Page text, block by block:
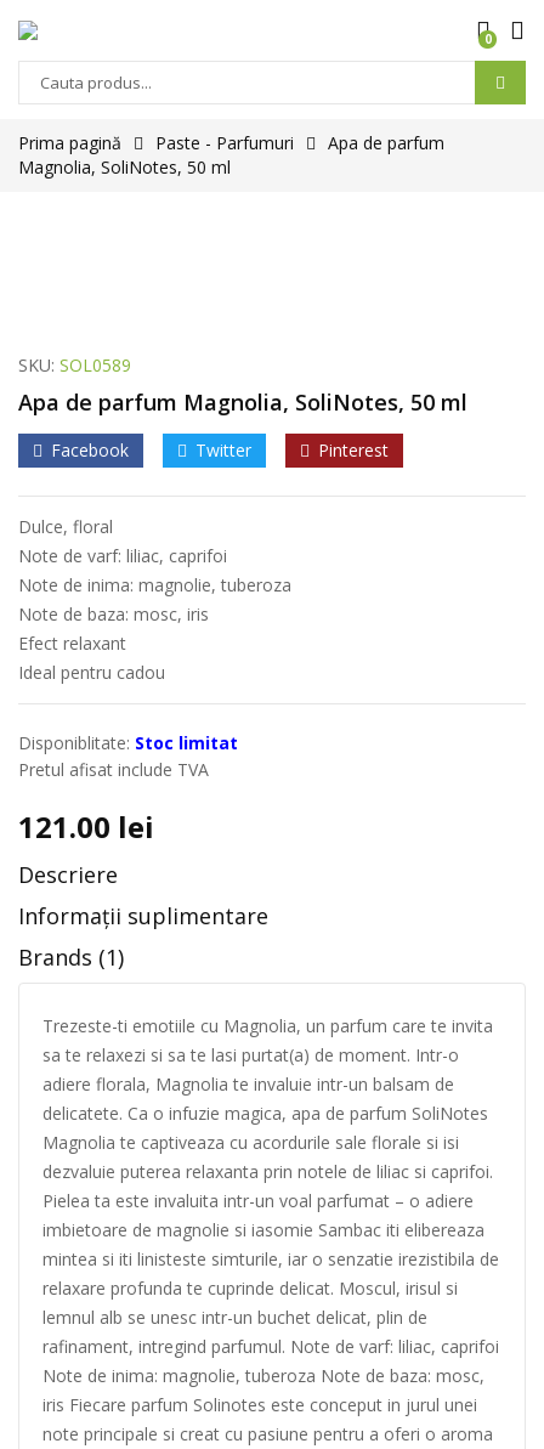
0
Products
Prima pagină
Paste - Parfumuri
Apa de parfum
Magnolia, SoliNotes, 50 ml
SKU: SOL0589
Apa de parfum Magnolia, SoliNotes, 50 ml
Facebook Twitter Pinterest
Dulce, floral
Note de varf: liliac, caprifoi
Note de inima: magnolie, tuberoza
Note de baza: mosc, iris
Efect relaxant
Ideal pentru cadou
Disponiblitate: Stoc limitat
Pretul afisat include TVA
121.00 lei
Descriere
Informații suplimentare
Brands (1)
Trezeste-ti emotiile cu Magnolia, un parfum care te invita
sa te relaxezi si sa te lasi purtat(a) de moment. Intr-o
adiere florala, Magnolia te invaluie intr-un balsam de
delicatete. Ca o infuzie magica, apa de parfum SoliNotes
Magnolia te captiveaza cu acordurile sale florale si isi
dezvaluie puterea relaxanta prin notele de liliac si caprifoi.
Pielea ta este invaluita intr-un voal parfumat – o adiere
imbietoare de magnolie si iasomie Sambac iti elibereaza
mintea si iti linisteste simturile, iar o senzatie irezistibila de
relaxare profunda te cuprinde delicat. Moscul, irisul si
lemnul alb se unesc intr-un buchet delicat, plin de
rafinament, intregind parfumul. Note de varf: liliac, caprifoi
Note de inima: magnolie, tuberoza Note de baza: mosc,
iris Fiecare parfum Solinotes este conceput in jurul unei
note principale si creat cu pasiune pentru a oferi o aroma